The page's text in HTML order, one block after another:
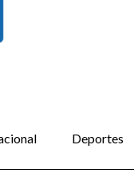
Deportes